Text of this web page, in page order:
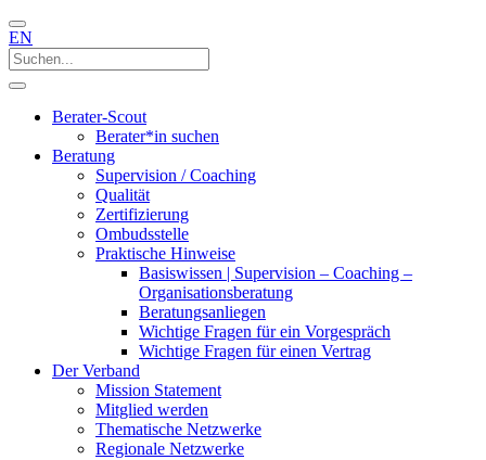
EN
Berater-Scout
Berater*in suchen
Beratung
Supervision / Coaching
Qualität
Zertifizierung
Ombudsstelle
Praktische Hinweise
Basiswissen | Supervision – Coaching –
Organisationsberatung
Beratungsanliegen
Wichtige Fragen für ein Vorgespräch
Wichtige Fragen für einen Vertrag
Der Verband
Mission Statement
Mitglied werden
Thematische Netzwerke
Regionale Netzwerke